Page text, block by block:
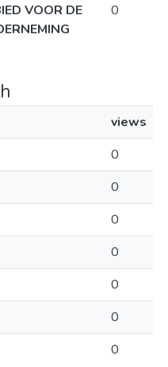
VOOR DE
0
views
0
0
0
0
0
0
0